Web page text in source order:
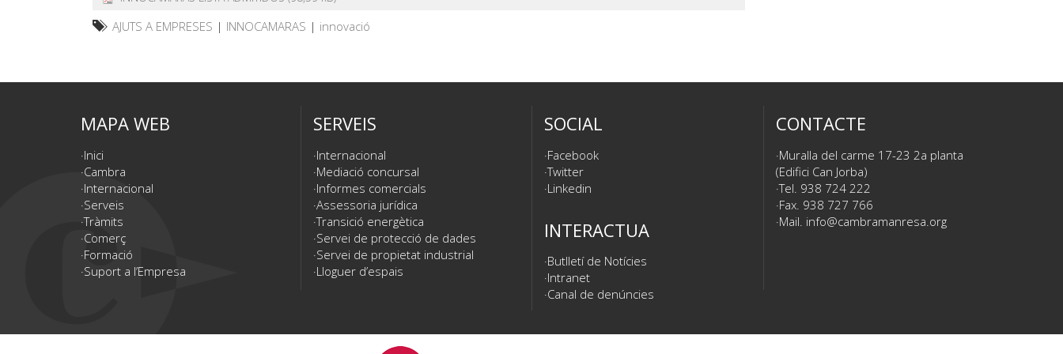
AJUTS A EMPRESES | INNOCAMARAS | innovació
MAPA WEB
Inici
Cambra
Internacional
Serveis
Tràmits
Comerç
Formació
Suport a l’Empresa
SERVEIS
Internacional
Mediació concursal
Informes comercials
Assessoria jurídica
Transició energètica
Servei de protecció de dades
Servei de propietat industrial
Lloguer d’espais
SOCIAL
Facebook
Twitter
Linkedin
INTERACTUA
Butlletí de Notícies
Intranet
Canal de denúncies
CONTACTE
Muralla del carme 17-23 2a planta
(Edifici Can Jorba)
Tel. 938 724 222
Fax. 938 727 766
Mail. info@cambramanresa.org